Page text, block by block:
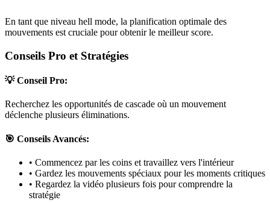
En tant que niveau hell mode, la planification optimale des
mouvements est cruciale pour obtenir le meilleur score.
Conseils Pro et Stratégies
💡 Conseil Pro:
Recherchez les opportunités de cascade où un mouvement
déclenche plusieurs éliminations.
🎯 Conseils Avancés:
• Commencez par les coins et travaillez vers l'intérieur
• Gardez les mouvements spéciaux pour les moments critiques
• Regardez la vidéo plusieurs fois pour comprendre la
stratégie